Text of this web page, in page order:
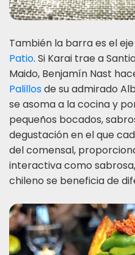
También la barra es el
Patio. Si Karai trae a
Maido, Benjamín Nast
Palillosde su admirado
se asoma a la cocina y
pequeños bocados,
degustación en el que
del comensal,
interactiva como
chileno se beneficia de